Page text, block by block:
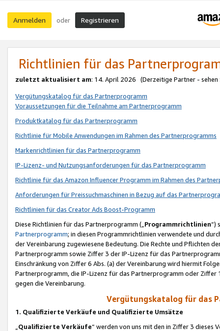
Anmelden oder Registrieren
Richtlinien für das
zuletzt aktualisiert am: 14. April 2026 (Derzeitige Partner - sehen
Vergütungskatalog für das Partnerprogramm
Voraussetzungen für die Teilnahme am Partnerprogramm
Produktkatalog für das Partnerprogramm
Richtlinie für Mobile Anwendungen im Rahmen des Partnerprogramms
Markenrichtlinien für das Partnerprogramm
IP-Lizenz- und Nutzungsanforderungen für das Partnerprogramm
Richtlinie für das Amazon Influencer Programm im Rahmen des
Anforderungen für Preissuchmaschinen in Bezug auf das
Richtlinien für das Creator Ads Boost-Programm
Diese Richtlinien für das Partnerprogramm („Programmrichtlinien“)
Partnerprogramm; in diesen Programmrichtlinien verwendete und
der Vereinbarung zugewiesene Bedeutung. Die Rechte und Pflichten
Partnerprogramm sowie Ziffer 3 der IP-Lizenz für das
Einschränkung von Ziffer 6 Abs. (a) der Vereinbarung wird hiermit
Partnerprogramm, die IP-Lizenz für das Partnerprogramm oder
gegen die Vereinbarung.
Vergütungskatalog für das
1. Qualifizierte Verkäufe und Qualifizierte Umsätze
Qualifizierte Verkäufe“ werden von uns mit den in Ziffer 3